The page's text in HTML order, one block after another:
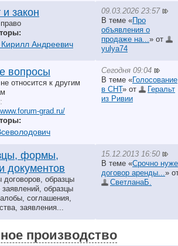
закон
Андреевич
09.03.2026 23:57
В теме «Про
объявления о
продаже на... » от
yulya74
вопросы
относится к другим
Сегодня 09:04
В теме «Голосование
в СНТ» от
Геральт
из Ривии
формы,
документов
договоров, образцы
заявлений, образцы
соглашения,
заявления...
15.12.2013 16:50
В теме «Срочно
договор аренды... »
СветланаБ.
производство